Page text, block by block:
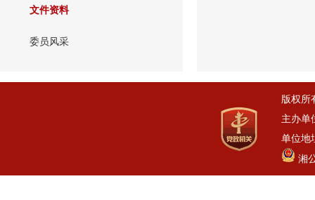
文件资料
委员风采
版权所
主办单
单位地
湘